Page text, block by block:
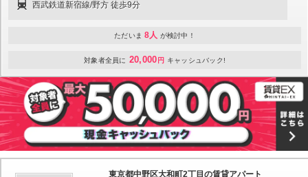
西武鉄道新宿線/野方 徒歩9分
ただいま 8人 が検討中！
対象者全員に 20,000 円 キャッシュバック!
東京都中野区大和町2丁目の賃貸アパート